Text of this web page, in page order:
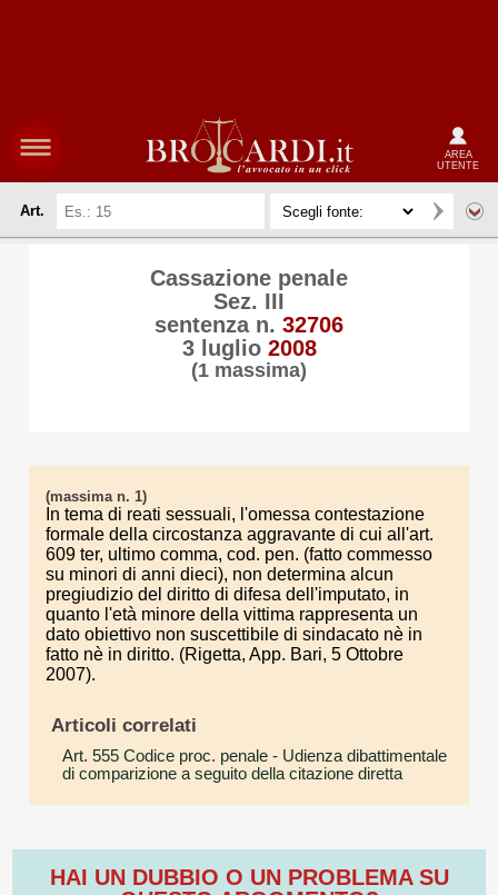
AREA
UTENTE
Art.
Cassazione penale
Sez. III
sentenza n. 32706
3 luglio 2008
(1 massima)
(massima n. 1)
In tema di reati sessuali, l'omessa contestazione
formale della circostanza aggravante di cui all'art.
609 ter, ultimo comma, cod. pen. (fatto commesso
su minori di anni dieci), non determina alcun
pregiudizio del diritto di difesa dell'imputato, in
quanto l'età minore della vittima rappresenta un
dato obiettivo non suscettibile di sindacato nè in
fatto nè in diritto. (Rigetta, App. Bari, 5 Ottobre
2007).
Articoli correlati
Art. 555 Codice proc. penale - Udienza dibattimentale
di comparizione a seguito della citazione diretta
HAI UN DUBBIO O UN PROBLEMA SU